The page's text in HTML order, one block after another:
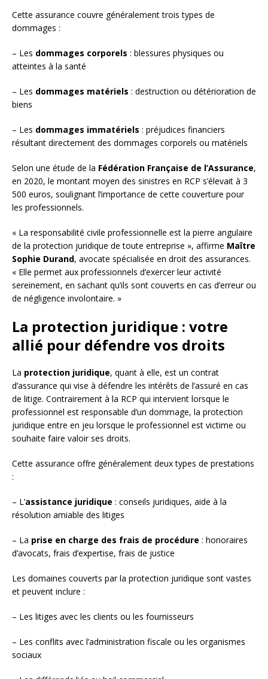
Cette assurance couvre généralement trois types de
dommages :
– Les dommages corporels : blessures physiques ou
atteintes à la santé
– Les dommages matériels : destruction ou détérioration de
biens
– Les dommages immatériels : préjudices financiers
résultant directement des dommages corporels ou matériels
Selon une étude de la Fédération Française de l’Assurance,
en 2020, le montant moyen des sinistres en RCP s’élevait à 3
500 euros, soulignant l’importance de cette couverture pour
les professionnels.
« La responsabilité civile professionnelle est la pierre angulaire
de la protection juridique de toute entreprise », affirme Maître
Sophie Durand, avocate spécialisée en droit des assurances.
« Elle permet aux professionnels d’exercer leur activité
sereinement, en sachant qu’ils sont couverts en cas d’erreur ou
de négligence involontaire. »
La protection juridique : votre
allié pour défendre vos droits
La protection juridique, quant à elle, est un contrat
d’assurance qui vise à défendre les intérêts de l’assuré en cas
de litige. Contrairement à la RCP qui intervient lorsque le
professionnel est responsable d’un dommage, la protection
juridique entre en jeu lorsque le professionnel est victime ou
souhaite faire valoir ses droits.
Cette assurance offre généralement deux types de prestations
:
– L’assistance juridique : conseils juridiques, aide à la
résolution amiable des litiges
– La prise en charge des frais de procédure : honoraires
d’avocats, frais d’expertise, frais de justice
Les domaines couverts par la protection juridique sont vastes
et peuvent inclure :
– Les litiges avec les clients ou les fournisseurs
– Les conflits avec l’administration fiscale ou les organismes
sociaux